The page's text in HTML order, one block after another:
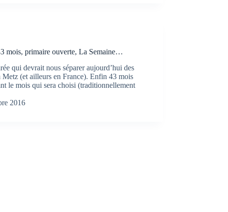
mois, primaire ouverte, La Semaine…
qui devrait nous séparer aujourd’hui des
Metz (et ailleurs en France). Enfin 43 mois
le mois qui sera choisi (traditionnellement
2016